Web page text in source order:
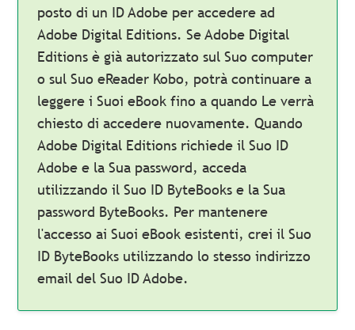
posto di un ID Adobe per accedere ad
Adobe Digital Editions. Se Adobe Digital
Editions è già autorizzato sul Suo computer
o sul Suo eReader Kobo, potrà continuare a
leggere i Suoi eBook fino a quando Le verrà
chiesto di accedere nuovamente. Quando
Adobe Digital Editions richiede il Suo ID
Adobe e la Sua password, acceda
utilizzando il Suo ID ByteBooks e la Sua
password ByteBooks. Per mantenere
l'accesso ai Suoi eBook esistenti, crei il Suo
ID ByteBooks utilizzando lo stesso indirizzo
email del Suo ID Adobe.